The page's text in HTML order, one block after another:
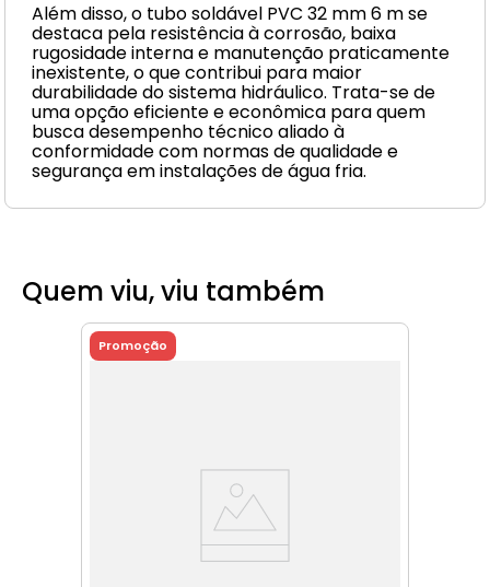
Além disso, o tubo soldável PVC 32 mm 6 m se
destaca pela resistência à corrosão, baixa
rugosidade interna e manutenção praticamente
inexistente, o que contribui para maior
durabilidade do sistema hidráulico. Trata-se de
uma opção eficiente e econômica para quem
busca desempenho técnico aliado à
conformidade com normas de qualidade e
segurança em instalações de água fria.
Quem viu, viu também
Promoção